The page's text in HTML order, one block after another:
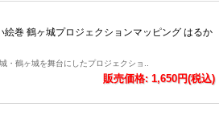
絵巻 鶴ヶ城プロジェクションマッピング はるか
・鶴ヶ城を舞台にしたプロジェクショ..
販売価格: 1,650円(税込)